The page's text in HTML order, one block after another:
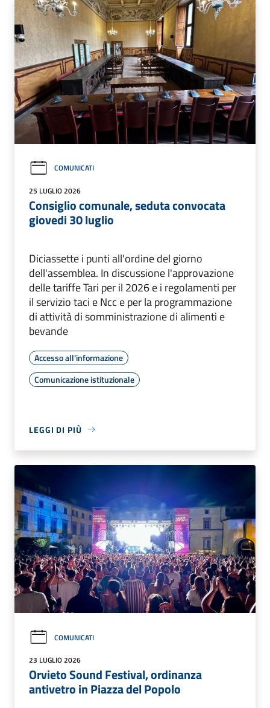
COMUNICATI
25 LUGLIO 2026
Consiglio comunale, seduta convocata
giovedi 30 luglio
Diciassette i punti all'ordine del giorno
dell'assemblea. In discussione l'approvazione
delle tariffe Tari per il 2026 e i regolamenti per
il servizio taci e Ncc e per la programmazione
di attività di somministrazione di alimenti e
bevande
Accesso all'informazione
Comunicazione istituzionale
LEGGI DI PIÙ
COMUNICATI
23 LUGLIO 2026
Orvieto Sound Festival, ordinanza
antivetro in Piazza del Popolo